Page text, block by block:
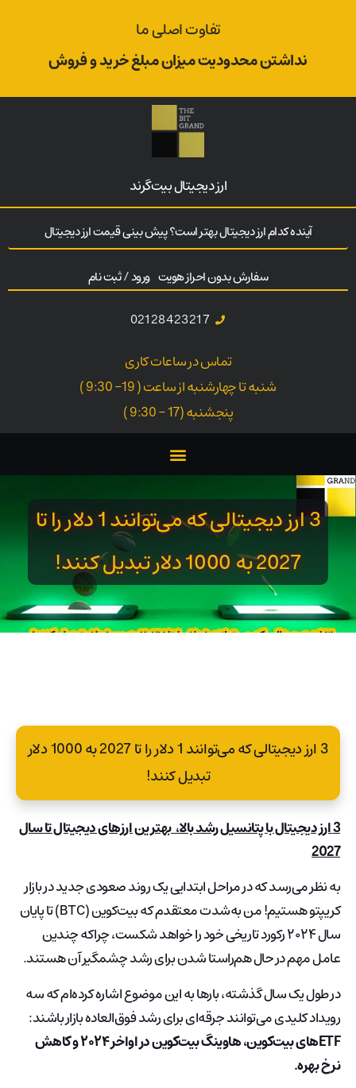
تفاوت اصلی ما
نداشتن محدودیت میزان مبلغ خرید و فروش
ارز‌ دیجیتال بیت‌گرند
آینده کدام ارز دیجیتال بهتر است؟ پیش بینی قیمت ارز دیجیتال
سفارش بدون احراز هویت ورود / ثبت نام
02128423217
تماس در ساعات کاری
شنبه تا چهارشنبه از ساعت ( 19- 9:30 )
پنجشنبه (17 - 9:30 )
3 ارز دیجیتالی که می‌توانند 1 دلار را تا
2027 به 1000 دلار تبدیل کنند!
3 ارز دیجیتالی که می‌توانند 1 دلار را تا 2027 به 1000 دلار
تبدیل کنند!
3 ارز دیجیتال با پتانسیل رشد بالا، بهترین ارزهای دیجیتال تا سال
2027
به نظر می‌رسد که در مراحل ابتدایی یک روند صعودی جدید در بازار
کریپتو هستیم! من به‌شدت معتقدم که بیت‌کوین (BTC) تا پایان
سال ۲۰۲۴ رکورد تاریخی خود را خواهد شکست، چراکه چندین
عامل مهم در حال هم‌راستا شدن برای رشد چشمگیر آن هستند.
در طول یک سال گذشته، بارها به این موضوع اشاره کرده‌ام که سه
رویداد کلیدی می‌توانند جرقه‌ای برای رشد فوق‌العاده بازار باشند:
ETFهای بیت‌کوین، هاوینگ بیت‌کوین در اواخر ۲۰۲۴ و کاهش
نرخ بهره.